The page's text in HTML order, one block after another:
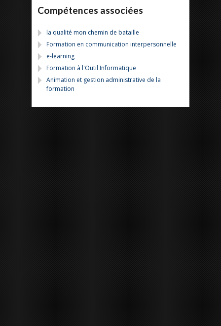
Compétences associées
la qualité mon chemin de bataille
Formation en communication interpersonnelle
e-learning
Formation à l'Outil Informatique
Animation et gestion administrative de la
formation